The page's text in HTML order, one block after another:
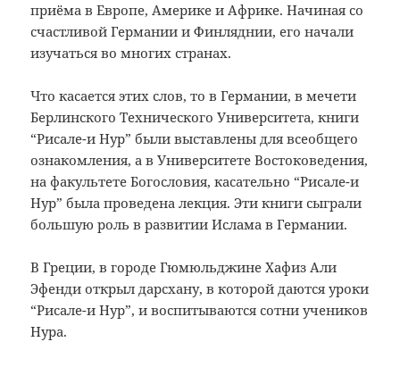
приёма в Европе, Америке и Африке. Начиная со
счастливой Германии и Финляднии, его начали
изучаться во многих странах.
Что касается этих слов, то в Германии, в мечети
Берлинского Технического Университета, книги
“Рисале-и Нур” были выставлены для всеобщего
ознакомления, а в Университете Востоковедения,
на факультете Богословия, касательно “Рисале-и
Нур” была проведена лекция. Эти книги сыграли
большую роль в развитии Ислама в Германии.
В Греции, в городе Гюмюльджине Хафиз Али
Эфенди открыл дарсхану, в которой даются уроки
“Рисале-и Нур”, и воспитываются сотни учеников
Нура.